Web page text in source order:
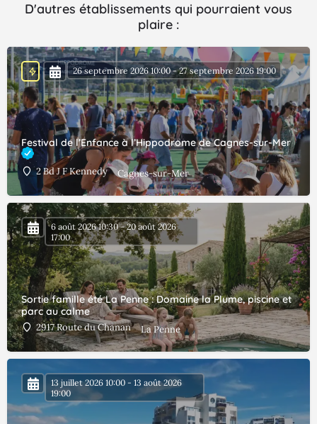
D'autres établissements qui pourraient vous
plaire :
Festival de l’Enfance à l’Hippodrome de Cagnes-sur-Mer
2 Bd J F Kennedy Cagnes-sur-Mer
26 septembre 2026 10:00 - 27 septembre 2026 19:00
Sortie famille été La Penne : Domaine la Plume, piscine et
parc au calme
2917 Route du Chanan La Penne
6 août 2026 10:30 - 20 août 2026
17:00
13 juillet 2026 10:00 - 13 août 2026
19:00